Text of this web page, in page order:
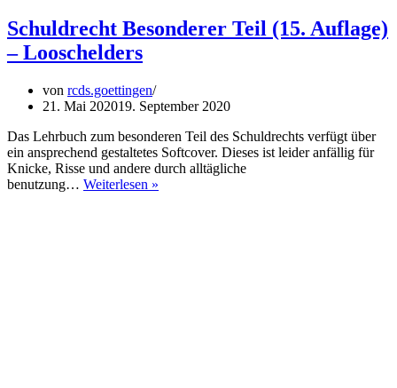
Schuldrecht Besonderer Teil (15. Auflage)
– Looschelders
von rcds.goettingen
21. Mai 202019. September 2020
Das Lehrbuch zum besonderen Teil des Schuldrechts verfügt über
ein ansprechend gestaltetes Softcover. Dieses ist leider anfällig für
Knicke, Risse und andere durch alltägliche
benutzung… Weiterlesen »